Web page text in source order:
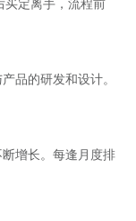
买定离手，流程前
品的研发和设计。
增长。每逢月度排